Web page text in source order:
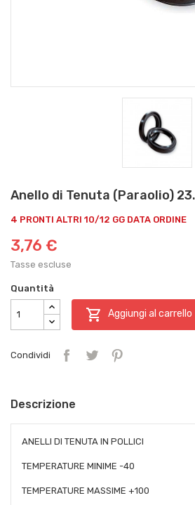
Anello di Tenuta (Paraolio)
4 PRONTI ALTRI 10/12 GG DATA ORDINE
3,76 €
Tasse escluse
Quantità
 Aggiungi al carrello
Condividi
Descrizione
ANELLI DI TENUTA IN POLLICI
TEMPERATURE MINIME -40
TEMPERATURE MASSIME +100